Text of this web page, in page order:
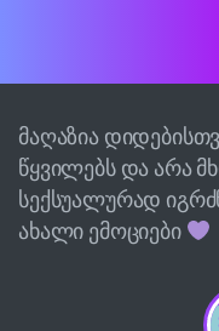
მაღაზია
წყვილებს და არა
სექსუალურად
ახალი ემოციები